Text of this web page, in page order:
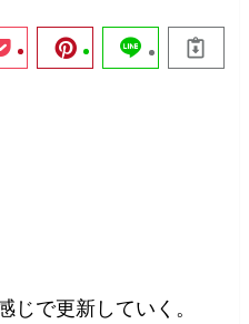
じで更新していく。